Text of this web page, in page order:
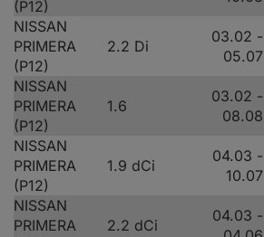
(P12)
NISSAN
PRIMERA
(P12)
2.2 Di
03.02 -
05.07
NISSAN
PRIMERA
(P12)
1.6
03.02 -
08.08
NISSAN
PRIMERA
(P12)
1.9 dCi
04.03 -
10.07
NISSAN
PRIMERA
2.2 dCi
04.03 -